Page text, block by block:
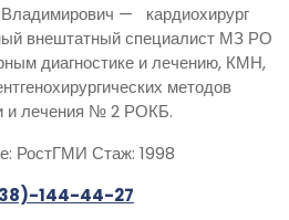
— кардиохирург
внештатный специалист МЗ РО
диагностике и лечению, КМН,
методов
и лечения № 2 РОКБ.
РостГМИ Стаж: 1998
144-44-27